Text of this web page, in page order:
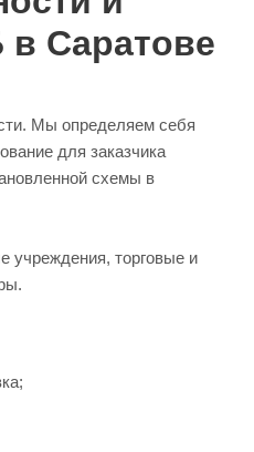
Саратове
Мы определяем себя
для заказчика
схемы в
учреждения, торговые и